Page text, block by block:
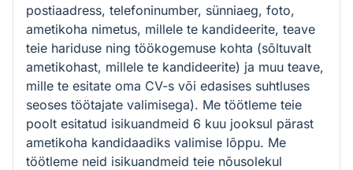
postiaadress, telefoninumber, sünniaeg, foto,
ametikoha nimetus, millele te kandideerite, teave
teie hariduse ning töökogemuse kohta (sõltuvalt
ametikohast, millele te kandideerite) ja muu teave,
mille te esitate oma CV-s või edasises suhtluses
seoses töötajate valimisega). Me töötleme teie
poolt esitatud isikuandmeid 6 kuu jooksul pärast
ametikoha kandidaadiks valimise lõppu. Me
töötleme neid isikuandmeid teie nõusolekul